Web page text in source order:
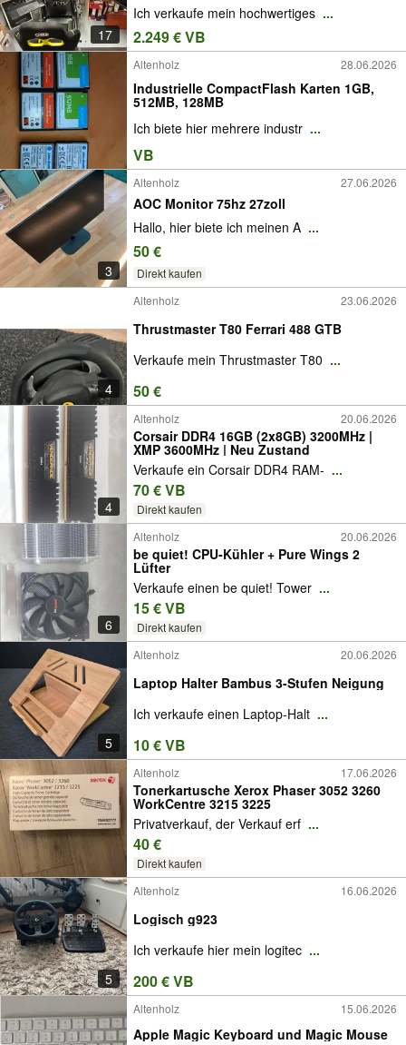
17
Ich verkaufe mein hochwertiges ...
2.249 € VB
Altenholz 28.06.2026
Industrielle CompactFlash Karten 1GB,
512MB, 128MB
Ich biete hier mehrere industr ...
VB
3
Altenholz 27.06.2026
AOC Monitor 75hz 27zoll
Hallo, hier biete ich meinen A ...
50 €
Direkt kaufen
4
Altenholz 23.06.2026
Thrustmaster T80 Ferrari 488 GTB
Verkaufe mein Thrustmaster T80 ...
50 €
4
Altenholz 20.06.2026
Corsair DDR4 16GB (2x8GB) 3200MHz |
XMP 3600MHz | Neu Zustand
Verkaufe ein Corsair DDR4 RAM- ...
70 € VB
Direkt kaufen
6
Altenholz 20.06.2026
be quiet! CPU-Kühler + Pure Wings 2
Lüfter
Verkaufe einen be quiet! Tower ...
15 € VB
Direkt kaufen
5
Altenholz 20.06.2026
Laptop Halter Bambus 3-Stufen Neigung
Ich verkaufe einen Laptop-Halt ...
10 € VB
Altenholz 17.06.2026
Tonerkartusche Xerox Phaser 3052 3260
WorkCentre 3215 3225
Privatverkauf, der Verkauf erf ...
40 €
Direkt kaufen
5
Altenholz 16.06.2026
Logisch g923
Ich verkaufe hier mein logitec ...
200 € VB
Altenholz 15.06.2026
Apple Magic Keyboard und Magic Mouse